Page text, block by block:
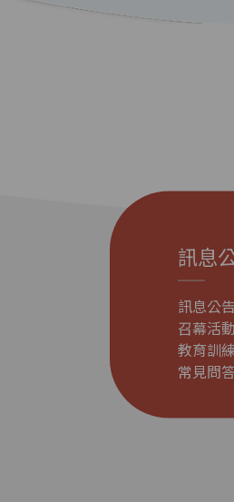
訊息
訊息公告
召幕活動
教育訓
常見問答